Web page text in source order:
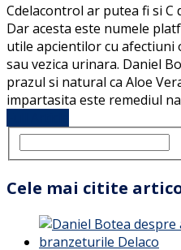
Cdelacontrol ar putea fi si C
Dar acesta este numele
utile apcientilor cu afectiuni
sau vezica urinara. Daniel
prazul si natural ca Aloe
impartasita este remediul
Cele mai citite